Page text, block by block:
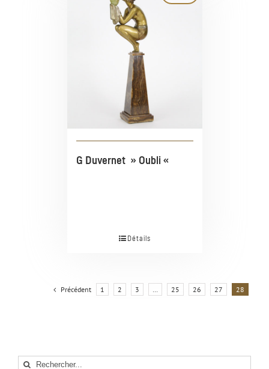
G Duvernet » Oubli «
Détails
Précédent 1 2 3 … 25 26 27 28
Rechercher